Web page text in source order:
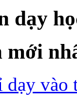
dạy
mới
vào